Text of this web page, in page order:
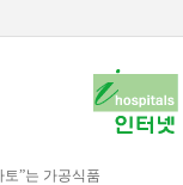
”는 가공식품